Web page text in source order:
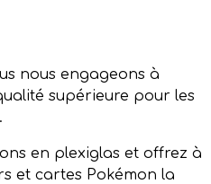
nous engageons à
supérieure pour les
en plexiglas et offrez à
et cartes Pokémon la